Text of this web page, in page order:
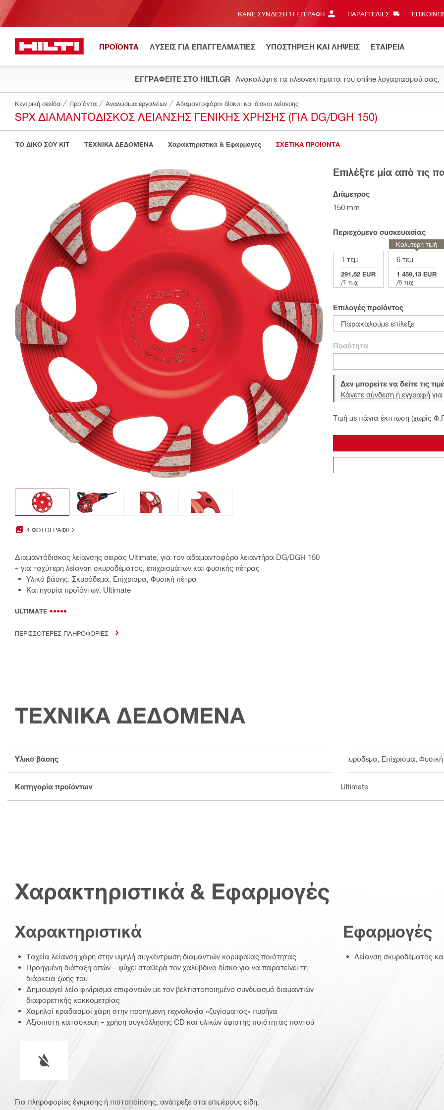
ΚΆΝΕ ΣΎΝΔΕΣΗ Ή ΕΓΓΡΑΦΉ ΠΑΡΑΓΓΕΛΙΕΣ
ΠΡΟΪΟΝΤΑ ΛΥΣΕΙΣ ΓΙΑ ΕΠΑΓΓΕΛΜΑΤΙΕΣ ΥΠΟΣΤΗΡΙΞΗ ΚΑΙ ΛΗΨΕΙΣ ΕΤΑΙΡΕΙΑ
ΕΓΓΡΑΦΕΙΤΕ ΣΤΟ HILTI.GR Ανακαλύψτε τα πλεονεκτήματα του online λογαριασμού σας.
Κεντρική σελίδα Προϊόντα Αναλώσιμα εργαλείων Αδαμαντοφόροι δίσκοι και δίσκοι λείανσης
SPX ΔΙΑΜΑΝΤΌΔΙΣΚΟΣ ΛΕΊΑΝΣΗΣ ΓΕΝΙΚΉΣ ΧΡΉΣΗΣ (ΓΙΑ DG/DGH 150)
ΤΟ ΔΙΚΟ ΣΟΥ KIT ΤΕΧΝΙΚΑ ΔΕΔΟΜΕΝΑ Χαρακτηριστικά & Εφαρμογές ΣΧΕΤΙΚΑ ΠΡΟΪΟΝΤΑ
4 ΦΩΤΟΓΡΑΦΊΕΣ
Διαμαντόδισκος λείανσης σειράς Ultimate, για τον αδαμαντοφόρο λειαντήρα DG/DGH 150
– για ταχύτερη λείανση σκυροδέματος, επιχρισμάτων και φυσικής πέτρας
Υλικό βάσης: Σκυρόδεμα, Επίχρισμα, Φυσική πέτρα
Κατηγορία προϊόντων: Ultimate
ULTIMATE
ΠΕΡΙΣΣΟΤΕΡΕΣ ΠΛΗΡΟΦΟΡΙΕΣ
Επιλέξτε μία από τις
Διάμετρος
150 mm
Περιεχόμενο συσκευασίας
1 τεμ
291,82 EUR
/1 τμχ
6 τεμ
1 459,13 EUR
/6 τμχ
Καλύτερη τιμή
Επιλογές προϊόντος
Παρακαλούμε επίλεξε
Ποσότητα
Δεν μπορείτε να δείτε τις
Κάνετε σύνδεση ή εγγραφή
Τιμή με πάγια έκπτωση (χωρίς
ΤΕΧΝΙΚΑ ΔΕΔΟΜΕΝΑ
Υλικό βάσης Σκυρόδεμα, Επίχρισμα,
Κατηγορία προϊόντων Ultimate
Χαρακτηριστικά & Εφαρμογές
Χαρακτηριστικά
Ταχεία λείανση χάρη στην υψηλή συγκέντρωση διαμαντιών κορυφαίας ποιότητας
Προηγμένη διάταξη οπών – ψύχει σταθερά τον χαλύβδινο δίσκο για να παρατείνει τη
διάρκεια ζωής του
Δημιουργεί λείο φινίρισμα επιφανειών με τον βελτιστοποιημένο συνδυασμό διαμαντιών
διαφορετικής κοκκομετρίας
Χαμηλοί κραδασμοί χάρη στην προηγμένη τεχνολογία «ζυγίσματος» πυρήνα
Αξιόπιστη κατασκευή – χρήση συγκόλλησης CD και υλικών ύψιστης ποιότητας παντού
Εφαρμογές
Λείανση σκυροδέματος
Για πληροφορίες έγκρισης ή πιστοποίησης, ανάτρεξε στα επιμέρους είδη.